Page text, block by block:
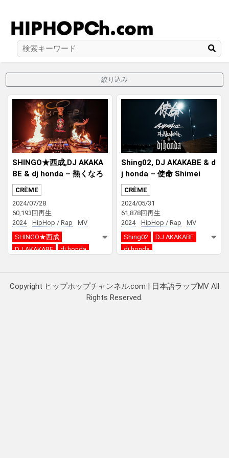
絞り込み
SHINGO★西成,DJ AKAKA
BE & dj honda – 熱くなろ
う!
CRÈME
2024/07/28
60,193回再生
2024
HipHop / Rap
MV
SHINGO★西成
DJ AKAKABE
dj honda
Shing02, DJ AKAKABE & d
j honda – 使命 Shimei
CRÈME
2024/05/31
61,878回再生
2024
HipHop / Rap
MV
Shing02
DJ AKAKABE
dj honda
Copyright ヒップホップチャンネル.com | 日本語ラップMV All
Rights Reserved.